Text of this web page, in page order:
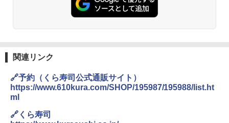
関連リンク
🔗予約（くら寿司公式通販サイト）
https://www.610kura.com/SHOP/195987/195988/list.ht
ml
🔗くら寿司